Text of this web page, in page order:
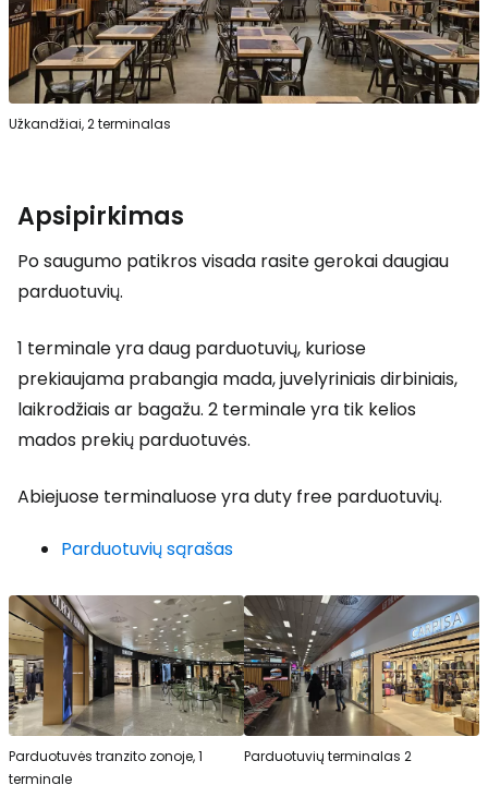
Užkandžiai, 2 terminalas
Apsipirkimas
Po saugumo patikros visada rasite gerokai daugiau
parduotuvių.
1 terminale yra daug parduotuvių, kuriose
prekiaujama prabangia mada, juvelyriniais dirbiniais,
laikrodžiais ar bagažu. 2 terminale yra tik kelios
mados prekių parduotuvės.
Abiejuose terminaluose yraduty free parduotuvių.
Parduotuvių sąrašas
Parduotuvės tranzito zonoje, 1
terminale
Parduotuvių terminalas 2